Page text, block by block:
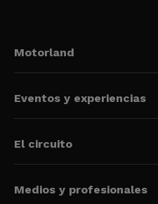
Motorland
Eventos y experiencias
El circuito
Medios y profesionales